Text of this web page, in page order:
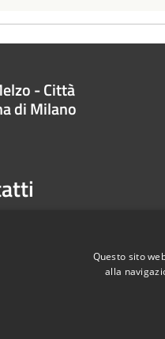
- Città
di Milano
Pec:
Questo sito
alla